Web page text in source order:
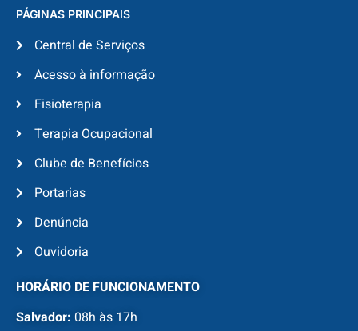
PÁGINAS PRINCIPAIS
Central de Serviços
Acesso à informação
Fisioterapia
Terapia Ocupacional
Clube de Benefícios
Portarias
Denúncia
Ouvidoria
HORÁRIO DE FUNCIONAMENTO
Salvador: 08h às 17h